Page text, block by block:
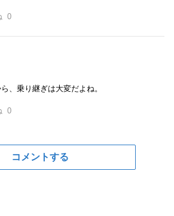
0
、乗り継ぎは大変だよね。
0
コメントする